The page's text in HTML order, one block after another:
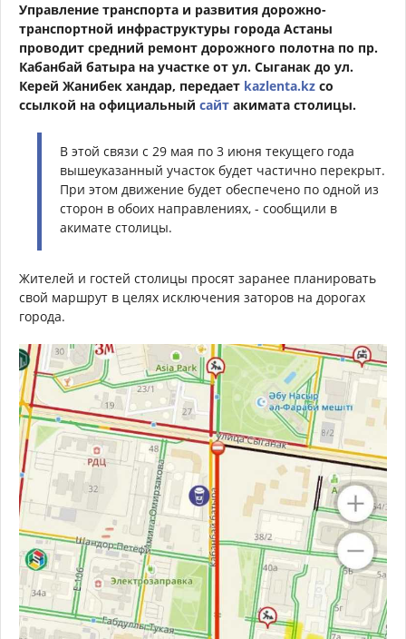
Управление транспорта и развития дорожно-
транспортной инфраструктуры города Астаны
проводит средний ремонт дорожного полотна по пр.
Кабанбай батыра на участке от ул. Сыганак до ул.
Керей Жанибек хандар, передает kazlenta.kz со
ссылкой на официальный сайт акимата столицы.
В этой связи с 29 мая по 3 июня текущего года
вышеуказанный участок будет частично перекрыт.
При этом движение будет обеспечено по одной из
сторон в обоих направлениях, - сообщили в
акимате столицы.
Жителей и гостей столицы просят заранее планировать
свой маршрут в целях исключения заторов на дорогах
города.